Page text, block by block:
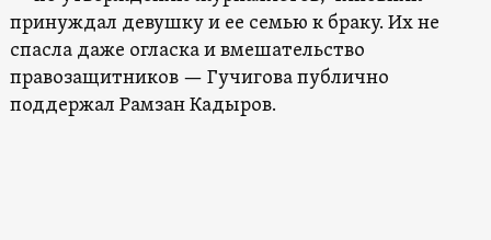
принуждал девушку и ее семью к браку. Их не
спасла даже огласка и вмешательство
правозащитников — Гучигова публично
поддержал Рамзан Кадыров.